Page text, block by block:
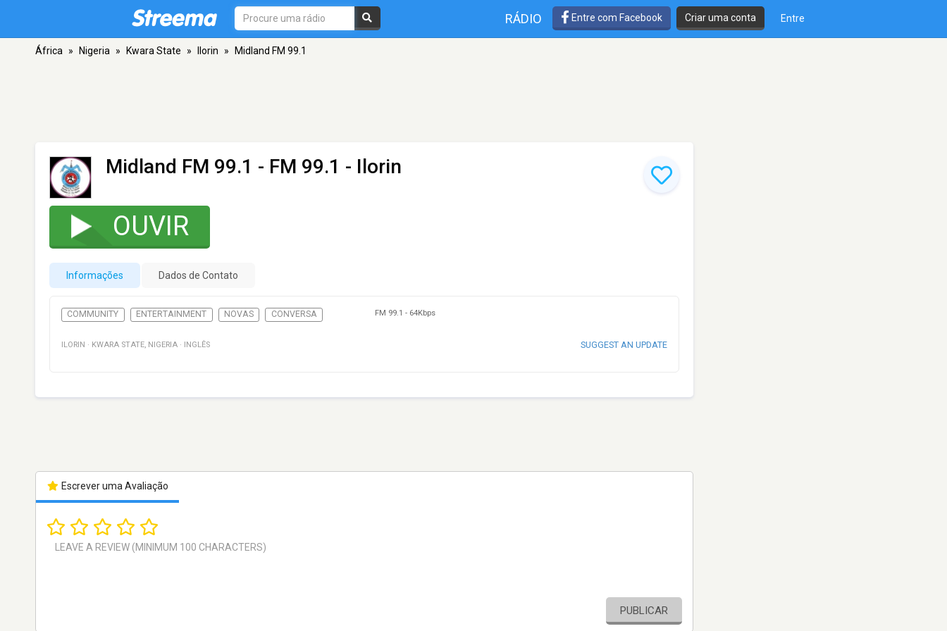
RÁDIO Entre com Facebook Criar uma conta Entre
África » Nigeria » Kwara State » Ilorin » Midland FM 99.1
Midland FM 99.1 - FM 99.1 - Ilorin
OUVIR
Informações Dados de Contato
COMMUNITY ENTERTAINMENT NOVAS CONVERSA FM 99.1 - 64Kbps
ILORIN · KWARA STATE, NIGERIA · INGLÊS SUGGEST AN UPDATE
Escrever uma Avaliação
PUBLICAR